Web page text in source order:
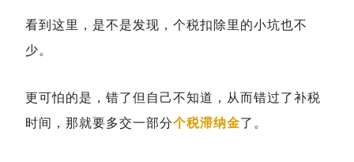
看到这里，是不是发现，个税扣除里的小坑也不
少。
更可怕的是，错了但自己不知道，从而错过了补税
时间，那就要多交一部分个税滞纳金了。